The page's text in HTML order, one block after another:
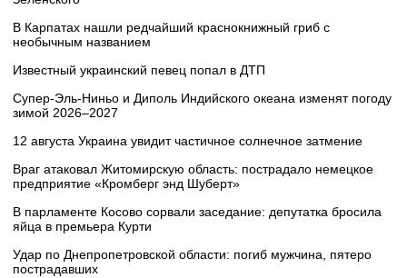
В Карпатах нашли редчайший краснокнижный гриб с
необычным названием
Известный украинский певец попал в ДТП
Супер‑Эль‑Ниньо и Диполь Индийского океана изменят погоду
зимой 2026–2027
12 августа Украина увидит частичное солнечное затмение
Враг атаковал Житомирскую область: пострадало немецкое
предприятие «Кромберг энд Шуберт»
В парламенте Косово сорвали заседание: депутатка бросила
яйца в премьера Курти
Удар по Днепропетровской области: погиб мужчина, пятеро
пострадавших